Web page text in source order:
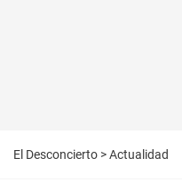
El Desconcierto >Actualidad